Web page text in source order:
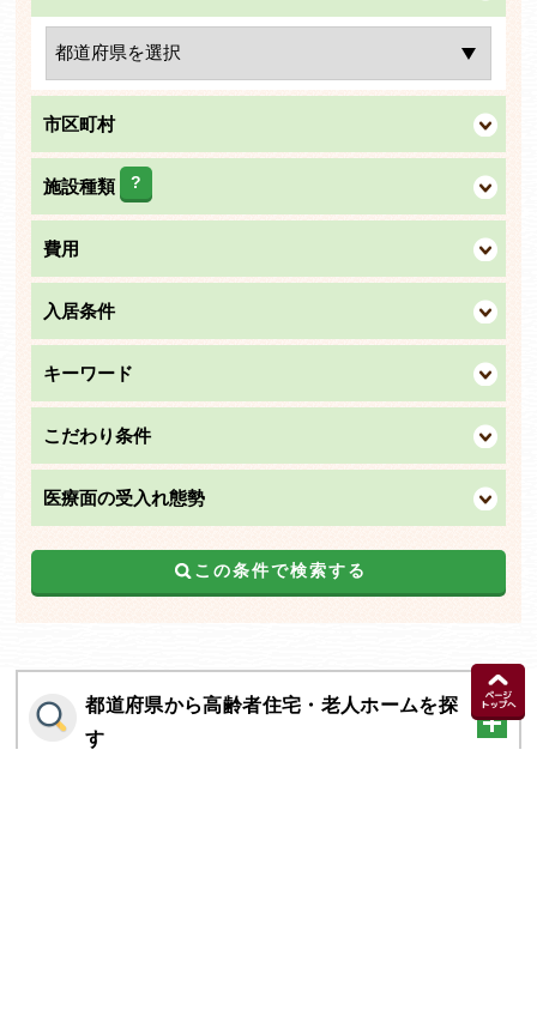
市区町村
施設種類 ?
費用
入居条件
キーワード
こだわり条件
医療面の受入れ態勢
この条件で検索する
都道府県から高齢者住宅・老人ホームを探
す